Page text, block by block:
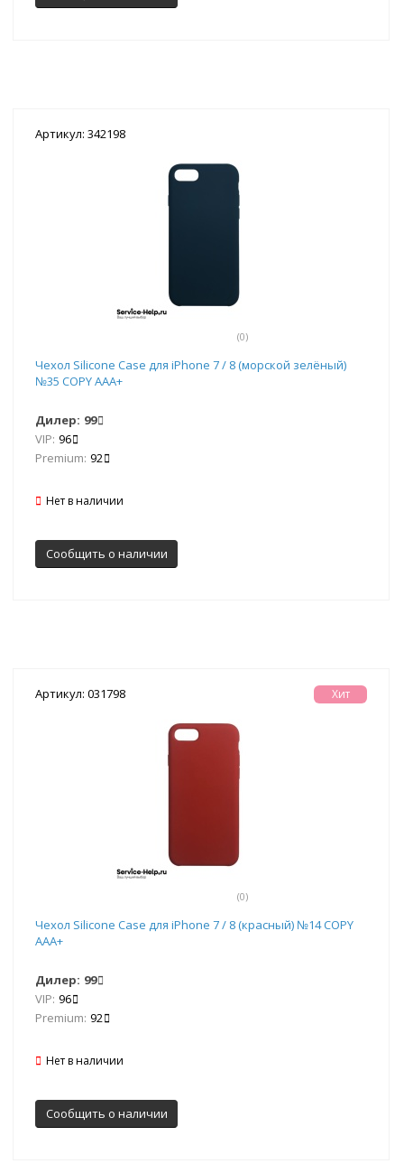
Артикул: 342198
(0)
Чехол Silicone Case для iPhone 7 / 8 (морской зелёный)
№35 COPY AAA+
Дилер: 99
VIP: 96
Premium: 92
Нет в наличии
Сообщить о наличии
Артикул: 031798
(0)
Хит
Чехол Silicone Case для iPhone 7 / 8 (красный) №14 COPY
AAA+
Дилер: 99
VIP: 96
Premium: 92
Нет в наличии
Сообщить о наличии